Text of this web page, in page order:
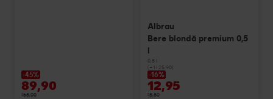
-45%
89,90
165,00
Albrau
Bere blondă premium 0,5
l
0,5 l
(=1 l 25.90)
-16%
12,95
15,50